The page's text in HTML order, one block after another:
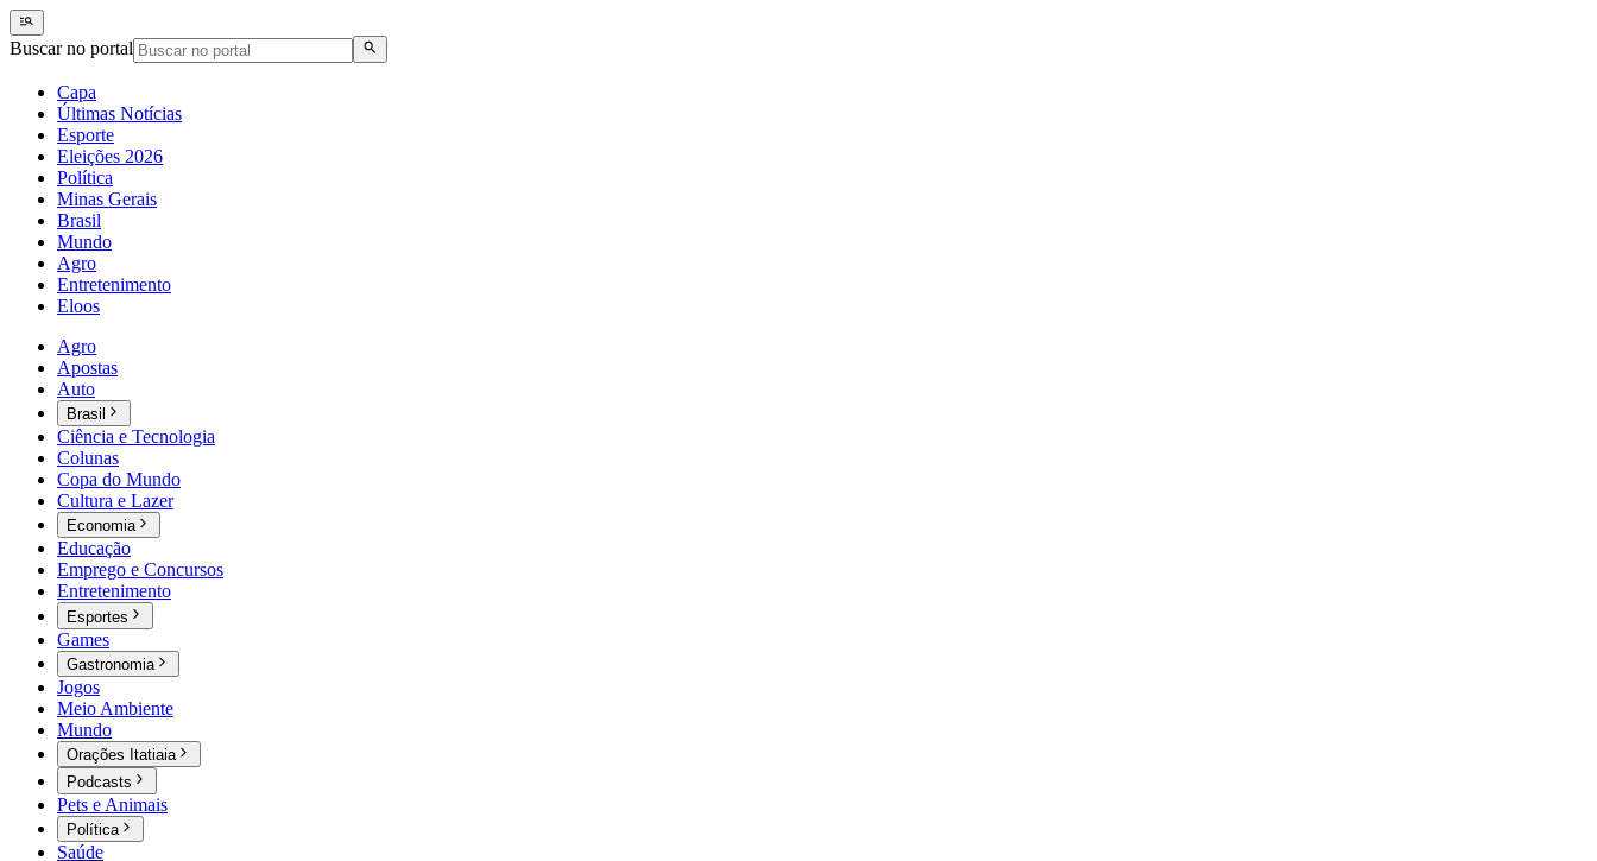
Buscar no portal
Capa
Últimas Notícias
Esporte
Eleições 2026
Política
Minas Gerais
Brasil
Mundo
Agro
Entretenimento
Eloos
Agro
Apostas
Auto
Brasil
Ciência e Tecnologia
Colunas
Copa do Mundo
Cultura e Lazer
Economia
Educação
Emprego e Concursos
Entretenimento
Esportes
Games
Gastronomia
Jogos
Meio Ambiente
Mundo
Orações Itatiaia
Podcasts
Pets e Animais
Política
Saúde